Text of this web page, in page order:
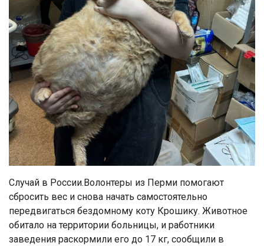
Случай в России.Волонтеры из Перми помогают
сбросить вес и снова начать самостоятельно
передвигаться бездомному коту Крошику. Животное
обитало на территории больницы, и работники
заведения раскормили его до 17 кг, сообщили в